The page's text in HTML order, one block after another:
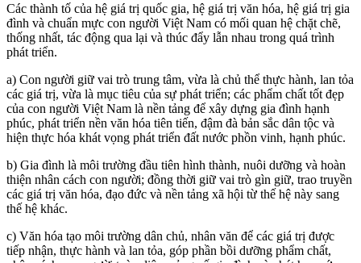
Các thành tố của hệ giá trị quốc gia, hệ giá trị văn hóa, hệ giá trị gia
đình và chuẩn mực con người Việt Nam có mối quan hệ chặt chẽ,
thống nhất, tác động qua lại và thúc đẩy lẫn nhau trong quá trình
phát triển.
a) Con người giữ vai trò trung tâm, vừa là chủ thể thực hành, lan tỏa
các giá trị, vừa là mục tiêu của sự phát triển; các phẩm chất tốt đẹp
của con người Việt Nam là nền tảng để xây dựng gia đình hạnh
phúc, phát triển nền văn hóa tiên tiến, đậm đà bản sắc dân tộc và
hiện thực hóa khát vọng phát triển đất nước phồn vinh, hạnh phúc.
b) Gia đình là môi trường đầu tiên hình thành, nuôi dưỡng và hoàn
thiện nhân cách con người; đồng thời giữ vai trò gìn giữ, trao truyền
các giá trị văn hóa, đạo đức và nền tảng xã hội từ thế hệ này sang
thế hệ khác.
c) Văn hóa tạo môi trường dân chủ, nhân văn để các giá trị được
tiếp nhận, thực hành và lan tỏa, góp phần bồi dưỡng phẩm chất,